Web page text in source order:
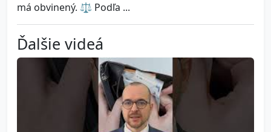
má obvinený. ⚖️ Podľa ...
Ďalšie videá